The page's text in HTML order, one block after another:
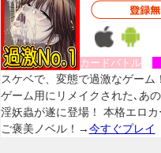
カードバトル
スケベで、変態で過激なゲーム
ゲーム用にリメイクされた､あ
淫妖蟲が遂に登場！ 本格エロカ
ご褒美ノベル！→今すぐプレイ